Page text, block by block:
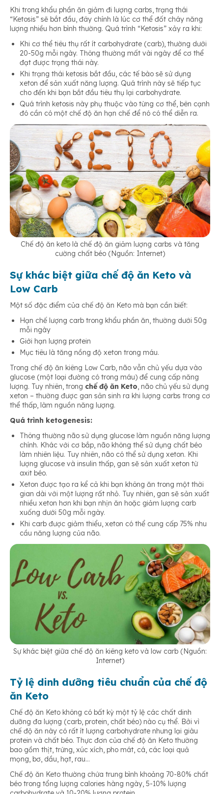
Khi trong khẩu phần ăn giảm đi lượng carbs, trạng thái
“Ketosis” sẽ bắt đầu, đây chính là lúc cơ thể đốt cháy năng
lượng nhiều hơn bình thường. Quá trình “Ketosis” xảy ra khi:
Khi cơ thể tiêu thụ rất ít carbohydrate (carb), thường dưới
20-50g mỗi ngày. Thông thường mất vài ngày để cơ thể
đạt được trạng thái này.
Khi trạng thái ketosis bắt đầu, các tế bào sẽ sử dụng
xeton để sản xuất năng lượng. Quá trình này sẽ tiếp tục
cho đến khi bạn bắt đầu tiêu thụ lại carbohydrate.
Quá trình ketosis này phụ thuộc vào từng cơ thể, bên cạnh
đó cần có một chế độ ăn hạn chế để nó có thể diễn ra.
Chế độ ăn keto là chế độ ăn giảm lượng carbs và tăng
cường chất béo (Nguồn: Internet)
Sự khác biệt giữa chế độ ăn Keto và
Low Carb
Một số đặc điểm của chế độ ăn Keto mà bạn cần biết:
Hạn chế lượng carb trong khẩu phần ăn, thường dưới 50g
mỗi ngày
Giới hạn lượng protein
Mục tiêu là tăng nồng độ xeton trong máu.
Trong chế độ ăn kiêng Low Carb, não vẫn chủ yếu dựa vào
glucose (một loại đường có trong máu) để cung cấp năng
lượng. Tuy nhiên, trong chế độ ăn Keto, não chủ yếu sử dụng
xeton – thường được gan sản sinh ra khi lượng carbs trong cơ
thể thấp, làm nguồn năng lượng.
Quá trình ketogenesis:
Thông thường não sử dụng glucose làm nguồn năng lượng
chính. Khác với cơ bắp, não không thể sử dụng chất béo
làm nhiên liệu. Tuy nhiên, não có thể sử dụng xeton. Khi
lượng glucose và insulin thấp, gan sẽ sản xuất xeton từ
axit béo.
Xeton được tạo ra kể cả khi bạn không ăn trong một thời
gian dài với một lượng rất nhỏ. Tuy nhiên, gan sẽ sản xuất
nhiều xeton hơn khi bạn nhịn ăn hoặc giảm lượng carb
xuống dưới 50g mỗi ngày.
Khi carb được giảm thiểu, xeton có thể cung cấp 75% nhu
cầu năng lượng của não.
Sự khác biệt giữa chế độ ăn kiêng keto và low carb (Nguồn:
Internet)
Tỷ lệ dinh dưỡng tiêu chuẩn của chế độ
ăn Keto
Chế độ ăn Keto không có bất kỳ một tỷ lệ các chất dinh
dưỡng đa lượng (carb, protein, chất béo) nào cụ thể. Bởi vì
chế độ ăn này có rất ít lượng carbohydrate nhưng lại giàu
protein và chất béo. Thực đơn của chế độ ăn Keto thường
bao gồm thịt, trứng, xúc xích, pho mát, cá, các loại quả
mọng, bơ, dầu, hạt, rau…
Chế độ ăn Keto thường chứa trung bình khoảng 70-80% chất
béo trong tổng lượng calories hàng ngày, 5-10% lượng